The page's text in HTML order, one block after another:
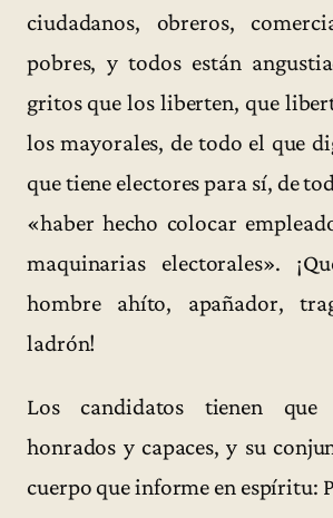
ciudadanos, obreros,
pobres, y todos están
gritos que los liberten, que
los mayorales, de todo el que
que tiene electores para sí, de
«haber hecho colocar
maquinarias electorales».
hombre ahíto, apañador,
ladrón!
Los candidatos tienen que
honrados y capaces, y su
cuerpo que informe en espíritu: